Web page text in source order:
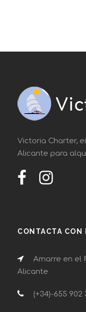
Victoria Charter,
Alicante para
CONTACTA CON
Amarre en el
Alicante
(+34)-655 902